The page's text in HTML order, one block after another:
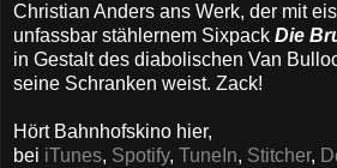
Christian Anders ans Werk, der mit
unfassbar stählernem Sixpack Die
in Gestalt des diabolischen Van
seine Schranken weist. Zack!
Hört Bahnhofskino hier,
bei iTunes, Spotify, TuneIn, Stitcher,